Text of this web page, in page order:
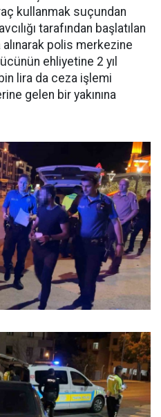
kullanmak suçundan
tarafından başlatılan
polis merkezine
ehliyetine 2 yıl
lira da ceza işlemi
gelen bir yakınına